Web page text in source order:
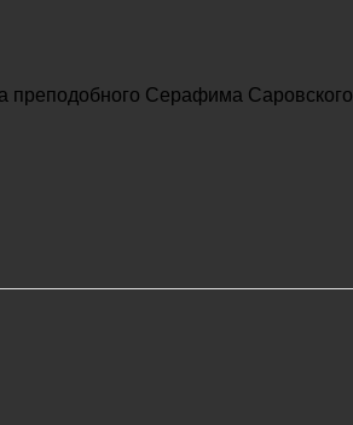
преподобного Серафима Саровского